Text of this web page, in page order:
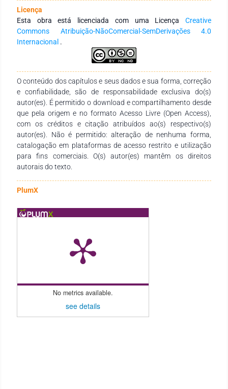
ética do cuidado. Conclui-se, que o equilíbrio entre as esferas
da vida pessoal, profissional e acadêmica não pode ser
compreendido como privilégio ou resultado exclusivo de
autodisciplina, mas um direito humano a ser garantido por
meio de ações coordenadas entre pessoas, instituições e
sociedade. Nesse sentido, políticas públicas voltadas à saúde
essenciais para garantir as condições mínimas de existência
equilibrada.
Licença
Esta obra está licenciada com uma Licença Creative
Commons Atribuição-NãoComercial-SemDerivações 4.0
Internacional .
O conteúdo dos capítulos e seus dados e sua forma, correção
e confiabilidade, são de responsabilidade exclusiva do(s)
autor(es). É permitido o download e compartilhamento desde
que pela origem e no formato Acesso Livre (Open Access),
com os créditos e citação atribuídos ao(s) respectivo(s)
autor(es). Não é permitido: alteração de nenhuma forma,
catalogação em plataformas de acesso restrito e utilização
para fins comerciais. O(s) autor(es) mantêm os direitos
autorais do texto.
PlumX
No metrics available.
see details